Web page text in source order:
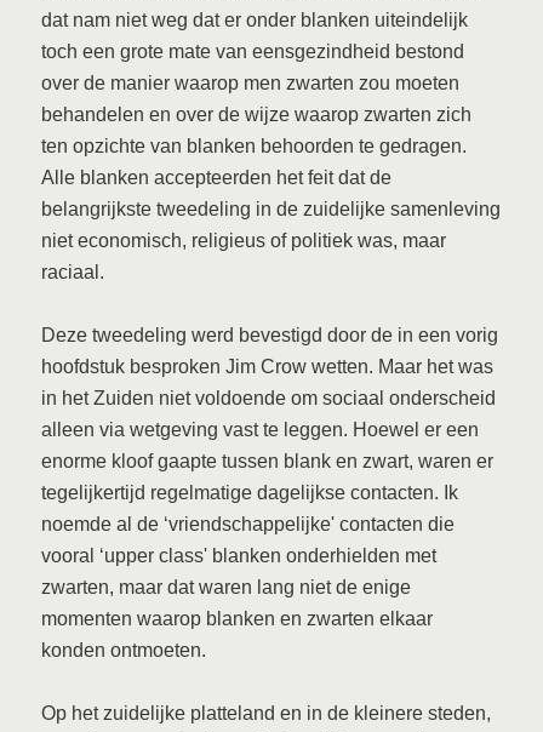
dat nam niet weg dat er onder blanken uiteindelijk
toch een grote mate van eensgezindheid bestond
over de manier waarop men zwarten zou moeten
behandelen en over de wijze waarop zwarten zich
ten opzichte van blanken behoorden te gedragen.
Alle blanken accepteerden het feit dat de
belangrijkste tweedeling in de zuidelijke samenleving
niet economisch, religieus of politiek was, maar
raciaal.
Deze tweedeling werd bevestigd door de in een vorig
hoofdstuk besproken Jim Crow wetten. Maar het was
in het Zuiden niet voldoende om sociaal onderscheid
alleen via wetgeving vast te leggen. Hoewel er een
enorme kloof gaapte tussen blank en zwart, waren er
tegelijkertijd regelmatige dagelijkse contacten. Ik
noemde al de ‘vriendschappelijke' contacten die
vooral ‘upper class' blanken onderhielden met
zwarten, maar dat waren lang niet de enige
momenten waarop blanken en zwarten elkaar
konden ontmoeten.
Op het zuidelijke platteland en in de kleinere steden,